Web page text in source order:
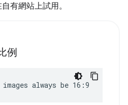
有網站上試用。
例
always be 16:9